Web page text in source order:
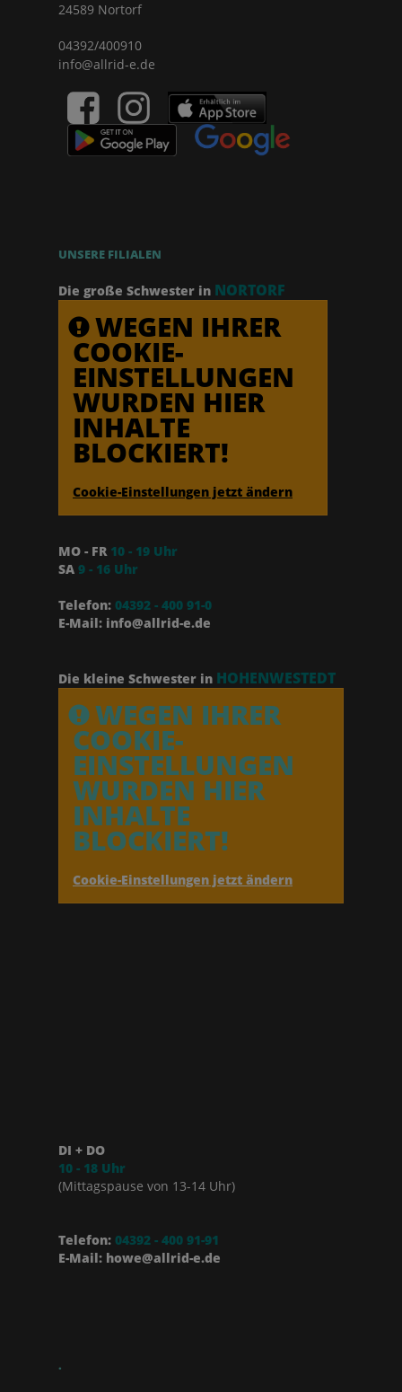
24589 Nortorf
04392/400910
info@allrid-e.de
UNSERE FILIALEN
Die große Schwester in NORTORF
WEGEN IHRER
COOKIE-
EINSTELLUNGEN
WURDEN HIER
INHALTE
BLOCKIERT!
Cookie-Einstellungen jetzt ändern
MO - FR 10 - 19 Uhr
SA 9 - 16 Uhr
Telefon: 04392 - 400 91-0
E-Mail: info@allrid-e.de
Die kleine Schwester in HOHENWESTEDT
WEGEN IHRER
COOKIE-
EINSTELLUNGEN
WURDEN HIER
INHALTE
BLOCKIERT!
Cookie-Einstellungen jetzt ändern
DI + DO
10 - 18 Uhr
(Mittagspause von 13-14 Uhr)
Telefon: 04392 - 400 91-91
E-Mail: howe@allrid-e.de
.